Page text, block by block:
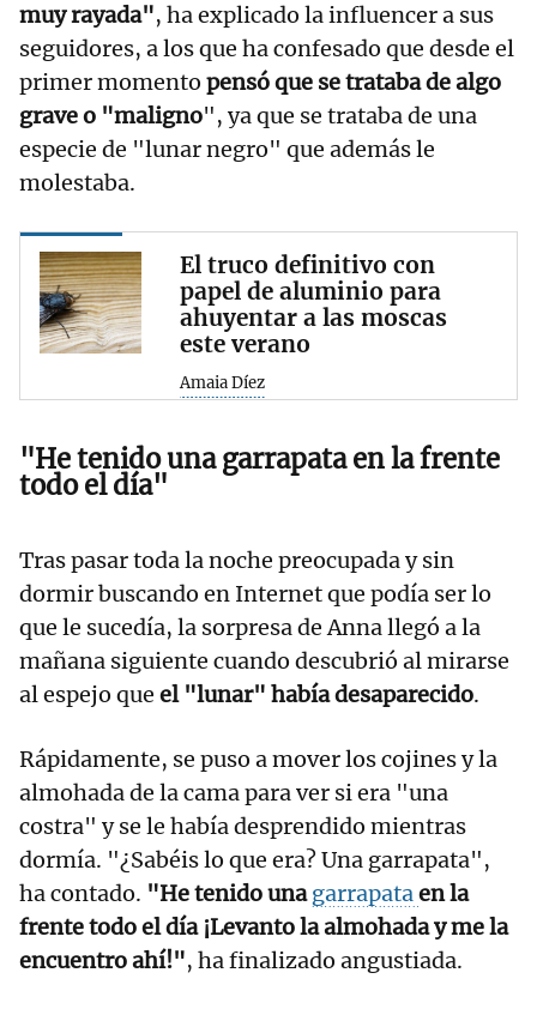
muy rayada", ha explicado la influencer a sus
seguidores, a los que ha confesado que desde el
primer momento pensó que se trataba de algo
grave o "maligno", ya que se trataba de una
especie de "lunar negro" que además le
molestaba.
El truco definitivo con
papel de aluminio para
ahuyentar a las moscas
este verano
Amaia Díez
"He tenido una garrapata en la frente
todo el día"
Tras pasar toda la noche preocupada y sin
dormir buscando en Internet que podía ser lo
que le sucedía, la sorpresa de Anna llegó a la
mañana siguiente cuando descubrió al mirarse
al espejo que el "lunar" había desaparecido.
Rápidamente, se puso a mover los cojines y la
almohada de la cama para ver si era "una
costra" y se le había desprendido mientras
dormía. "¿Sabéis lo que era? Una garrapata",
ha contado. "He tenido unagarrapataen la
frente todo el día ¡Levanto la almohada y me la
encuentro ahí!", ha finalizado angustiada.